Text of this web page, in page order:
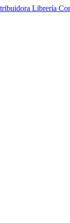
Librería